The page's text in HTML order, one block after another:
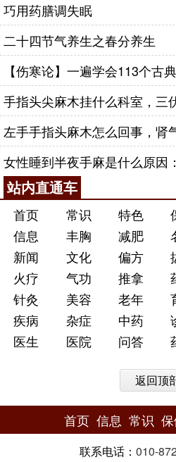
巧用药膳调失眠
二十四节气养生之春分养生
【伤寒论】一遍学会113个古
站内直通车
首页 常识 特色
信息
丰胸 减肥
新闻
文化 偏方
火疗
气功 推拿
针灸
美容 老年
疾病
杂症 中药
医生
医院 问答
返回顶
首页 信息 常识
联系电话： 010-